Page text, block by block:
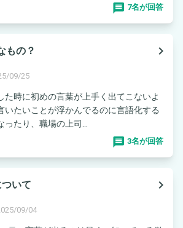
7名が回答
もの？
navigate_next
09/25
た時に初めの言葉が上手く出てこないよ
いたいことが浮かんでるのに言語化する
たり、職場の上司...
3名が回答
いて
navigate_next
09/04